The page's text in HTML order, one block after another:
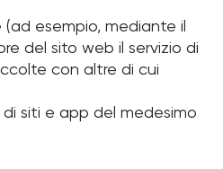
esempio, mediante il
del sito web il servizio di
con altre di cui
siti e app del medesimo